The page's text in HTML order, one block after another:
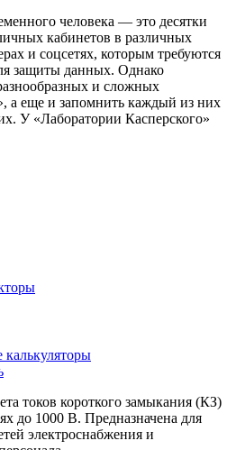
человека — это десятки
кабинетов в различных
и соцсетях, которым требуются
защиты данных. Однако
и сложных
а еще и запомнить каждый из них
У «Лаборатории Касперского»
токов короткого замыкания (КЗ)
до 1000 В. Предназначена для
электроснабжения и